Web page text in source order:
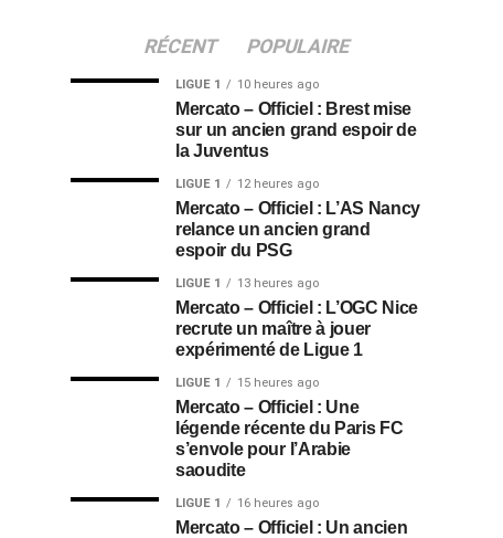
RÉCENT POPULAIRE
LIGUE 1 10 heures ago
Mercato – Officiel : Brest mise
sur un ancien grand espoir de
la Juventus
LIGUE 1 12 heures ago
Mercato – Officiel : L’AS Nancy
relance un ancien grand
espoir du PSG
LIGUE 1 13 heures ago
Mercato – Officiel : L’OGC Nice
recrute un maître à jouer
expérimenté de Ligue 1
LIGUE 1 15 heures ago
Mercato – Officiel : Une
légende récente du Paris FC
s’envole pour l’Arabie
saoudite
LIGUE 1 16 heures ago
Mercato – Officiel : Un ancien